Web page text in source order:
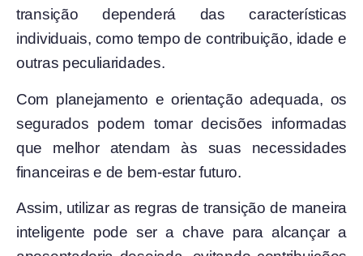
transição dependerá das características
individuais, como tempo de contribuição, idade e
outras peculiaridades.
Com planejamento e orientação adequada, os
segurados podem tomar decisões informadas
que melhor atendam às suas necessidades
financeiras e de bem-estar futuro.
Assim, utilizar as regras de transição de maneira
inteligente pode ser a chave para alcançar a